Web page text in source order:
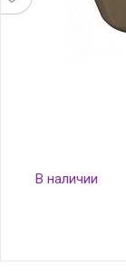
Рамекин
10,5
В наличии